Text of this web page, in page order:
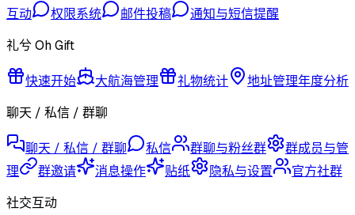
互动
权限系统 邮件投稿
通知与短信提醒
礼兮 Oh Gift
快速开始 大航海管理 礼物统计 地址管理年度分析
聊天 / 私信 / 群聊
聊天 / 私信 / 群聊 私信 群聊与粉丝群
群成员与管
理
群邀请 消息操作 贴纸 隐私与设置
官方社群
社交互动